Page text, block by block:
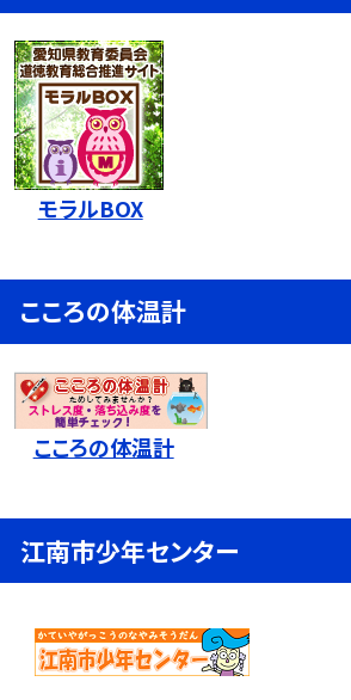
モラルBOX
こころの体温計
こころの体温計
江南市少年センター